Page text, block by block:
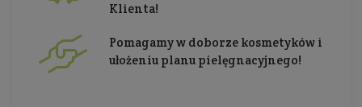
Klienta!
Pomagamy w doborze kosmetyków i
ułożeniu planu pielęgnacyjnego!